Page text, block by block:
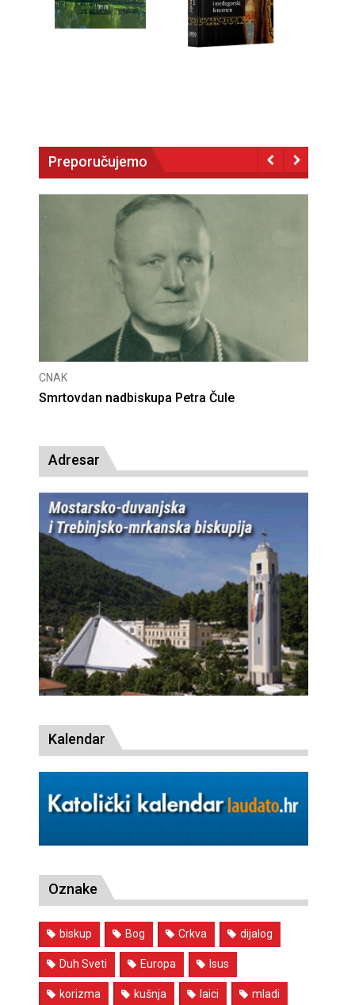
Preporučujemo
CNAK
Deseta obljetnica poništenja komunističke
Adresar
Kalendar
Oznake
biskup Bog Crkva dijalog
Duh Sveti Europa Isus
korizma kušnja laici mladi